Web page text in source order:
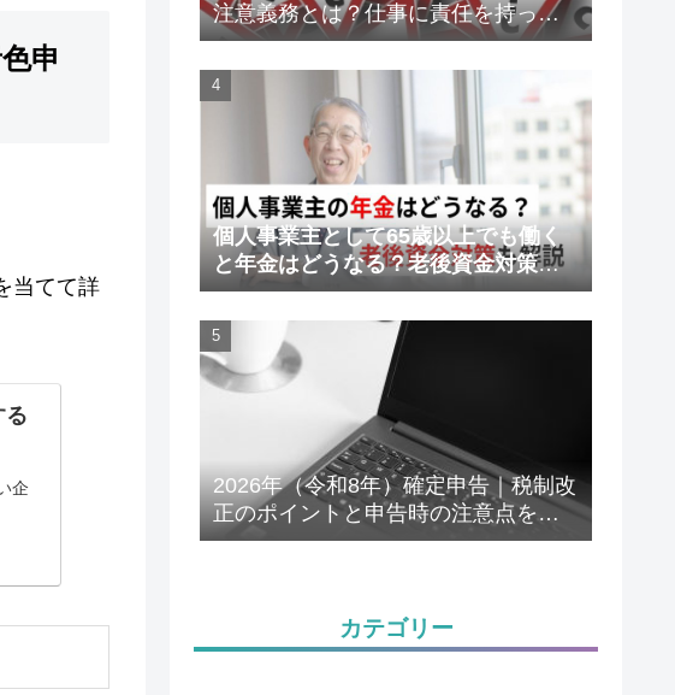
申
当てて詳
る
企
注意義務とは？仕事に責任を持って
トラブルを未然に防ごう！
個人事業主として65歳以上でも働く
と年金はどうなる？老後資金対策も
解説
2026年（令和8年）確定申告｜税制改
正のポイントと申告時の注意点をわ
かりやすく解説
カテゴリー